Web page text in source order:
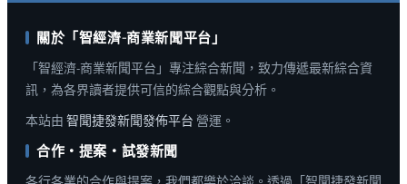
關於「智經濟-商業新聞平台」
「智經濟-商業新聞平台」專注綜合新聞，致力傳遞最新綜合資
訊，為各界讀者提供可信的綜合觀點與分析。
本站由 智聞捷發新聞發佈平台 營運。
合作・提案・試發新聞